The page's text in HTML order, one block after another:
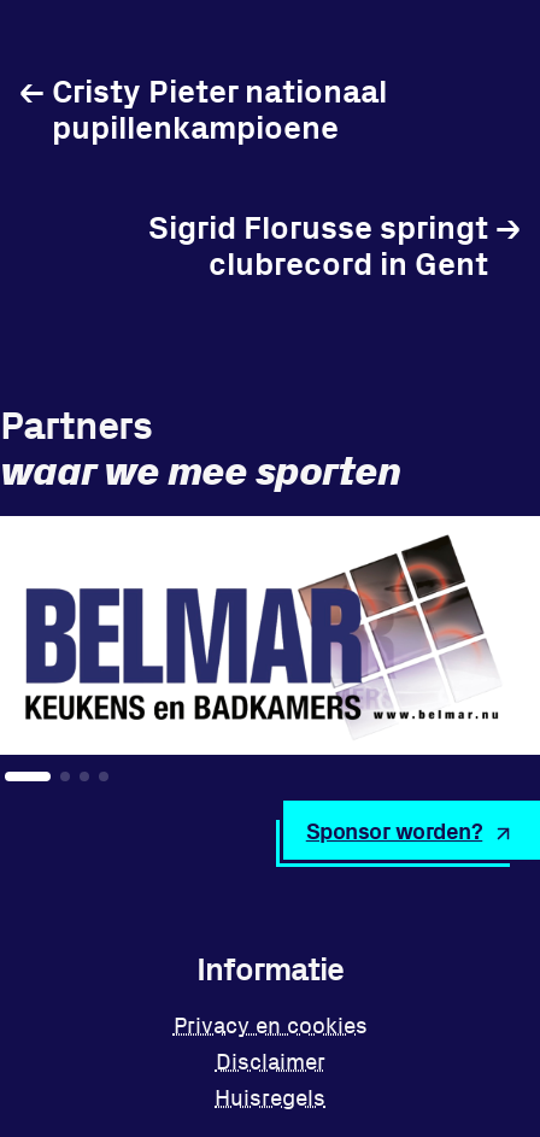
Cristy Pieter nationaal
pupillenkampioene
←
Sigrid Florusse springt
clubrecord in Gent
→
Informatie
Privacy en cookies
Disclaimer
Huisregels
Partners
waar we mee sporten
Sponsor worden?